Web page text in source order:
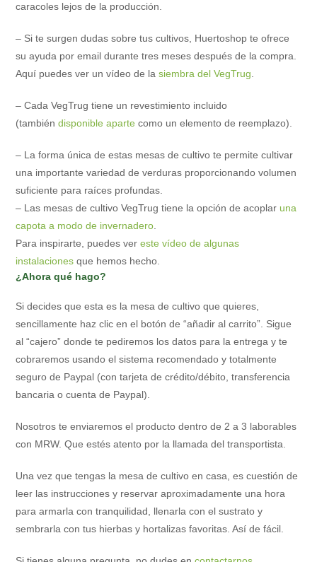
caracoles lejos de la producción.
– Si te surgen dudas sobre tus cultivos, Huertoshop te ofrece
su ayuda por email durante tres meses después de la compra.
Aquí puedes ver un vídeo de lasiembra del VegTrug.
– Cada VegTrug tiene un revestimiento incluido
(tambiéndisponible aparte como un elemento de reemplazo).
– La forma única de estas mesas de cultivo te permite cultivar
una importante variedad de verduras proporcionando volumen
suficiente para raíces profundas.
– Las mesas de cultivo VegTrug tiene la opción de acoplar una
capota a modo de invernadero.
Para inspirarte, puedes vereste vídeo de algunas
instalaciones que hemos hecho.
¿Ahora qué hago?
Si decides que esta es la mesa de cultivo que quieres,
sencillamente haz clic en el botón de “añadir al carrito”. Sigue
al “cajero” donde te pediremos los datos para la entrega y te
cobraremos usando el sistema recomendado y totalmente
seguro de Paypal (con tarjeta de crédito/débito, transferencia
bancaria o cuenta de Paypal).
Nosotros te enviaremos el producto dentro de 2 a 3 laborables
con MRW. Que estés atento por la llamada del transportista.
Una vez que tengas la mesa de cultivo en casa, es cuestión de
leer las instrucciones y reservar aproximadamente una hora
para armarla con tranquilidad, llenarla con el sustrato y
sembrarla con tus hierbas y hortalizas favoritas. Así de fácil.